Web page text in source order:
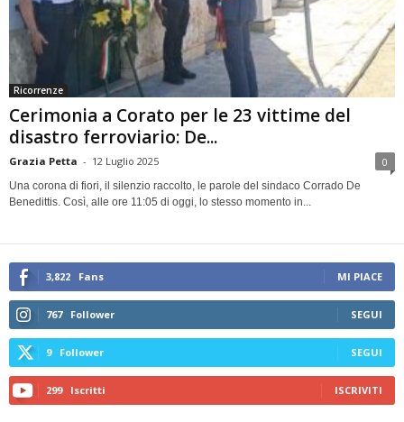
Ricorrenze
Cerimonia a Corato per le 23 vittime del
disastro ferroviario: De...
Grazia Petta - 12 Luglio 2025
Una corona di fiori, il silenzio raccolto, le parole del sindaco Corrado De
Benedittis. Così, alle ore 11:05 di oggi, lo stesso momento in...
3,822 Fans MI PIACE
767 Follower SEGUI
9 Follower SEGUI
299 Iscritti ISCRIVITI